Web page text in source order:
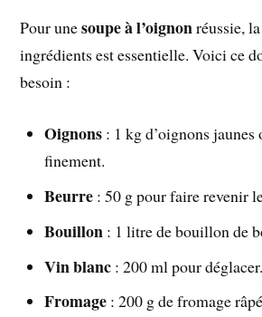
Pour unesoupe à l’oignonréussie,
ingrédients est essentielle. Voici ce
besoin :
Oignons : 1 kg d’oignons jaunes
finement.
Beurre : 50 g pour faire revenir
Bouillon : 1 litre de bouillon de
Vin blanc : 200 ml pour déglacer.
Fromage : 200 g de fromage